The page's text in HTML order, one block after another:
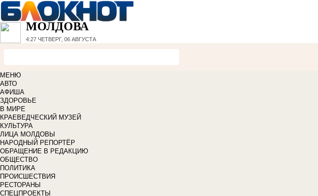
МОЛДОВА
4:27 ЧЕТВЕРГ, 06 АВГУСТА
МЕНЮ
АВТО
АФИША
ЗДОРОВЬЕ
В МИРЕ
КРАЕВЕДЧЕСКИЙ МУЗЕЙ
КУЛЬТУРА
ЛИЦА МОЛДОВЫ
НАРОДНЫЙ РЕПОРТЁР
ОБРАЩЕНИЕ В РЕДАКЦИЮ
ОБЩЕСТВО
ПОЛИТИКА
ПРОИСШЕСТВИЯ
РЕСТОРАНЫ
СПЕЦПРОЕКТЫ